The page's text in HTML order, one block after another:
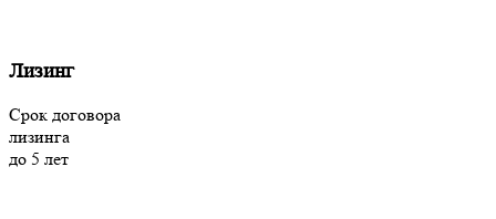
Лизинг
Срок договора
лизинга
до 5 лет